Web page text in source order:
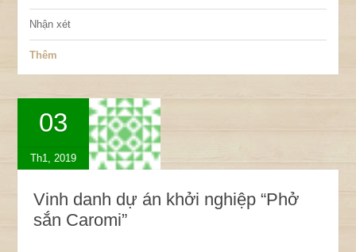
Nhận xét
Thêm
03
Th1, 2019
Vinh danh dự án khởi nghiệp “Phở
sắn Caromi”